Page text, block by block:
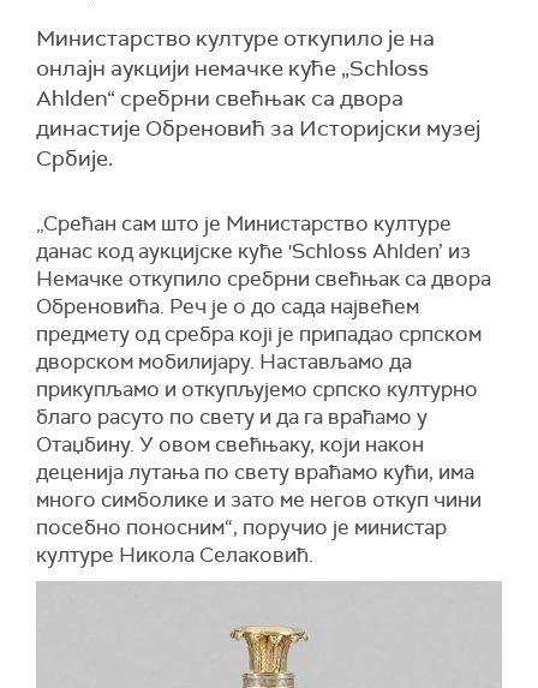
Министарство културе откупило је на
онлајн аукцији немачке куће „Schloss
Ahlden“ сребрни свећњак са двора
династије Обреновић за Историјски музеј
Србије.
„Срећан сам што je Министарство културе
данас код аукциjске куће 'Schloss Ahlden’ из
Немачке откупило сребрни свећњак са двора
Обреновића. Реч je о до сада највећем
предмету од сребра којi je припадао српском
дворском мобилијару. Настављамо да
прикупљамо и откупљујемо српско културно
благо расуто по свету и да га враћамо у
Отаџбину. У овом свећњаку, који након
деценија лутања по свету враћамо кући, има
много симболике и зато ме негов откуп чини
посебно поносним“, поручио је министар
културе Никола Селаковић.